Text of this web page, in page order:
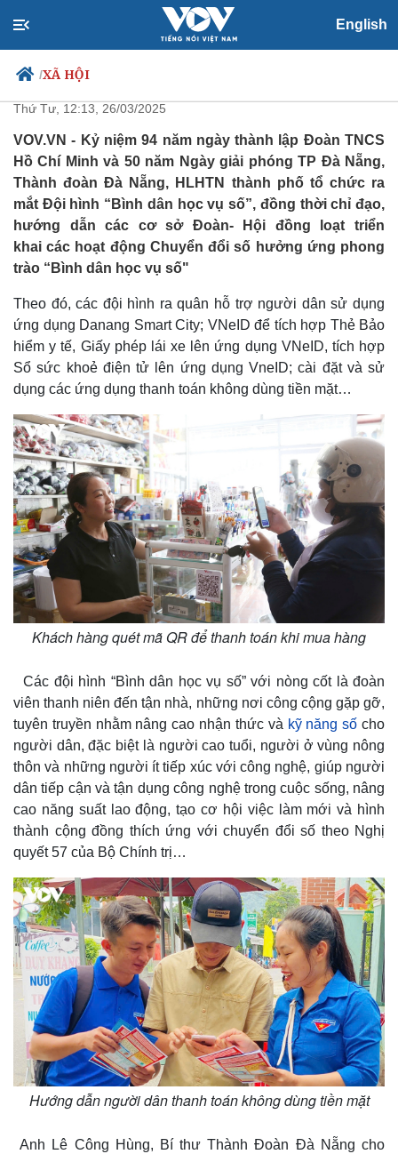
English
/XÃ HỘI
Chính trị
Đảng
Tổ chức nhân sự
Quốc hội
Nhận diện sự thật
Xã hội
Tin 24h
Dự báo thời tiết
Giáo dục
Dấu ấn VOV
Thế giới
Quan sát
Cuộc sống đó đây
Hồ sơ
Multimedia
Video
Ảnh
E-Magazine
Infographic
"Bình dân học vụ số"- phong
trào mới của tuổi trẻ Đà Nẵng
Thứ Tư, 12:13, 26/03/2025
VOV.VN - Kỷ niệm 94 năm ngày thành lập Đoàn TNCS
Hồ Chí Minh và 50 năm Ngày giải phóng TP Đà Nẵng,
Thành đoàn Đà Nẵng, HLHTN thành phố tổ chức ra
mắt Đội hình “Bình dân học vụ số”, đồng thời chỉ đạo,
hướng dẫn các cơ sở Đoàn- Hội đồng loạt triển
khai các hoạt động Chuyển đổi số hưởng ứng phong
trào “Bình dân học vụ số"
Theo đó, các đội hình ra quân hỗ trợ người dân sử dụng
ứng dụng Danang Smart City; VNeID để tích hợp Thẻ Bảo
hiểm y tế, Giấy phép lái xe lên ứng dụng VNeID, tích hợp
Sổ sức khoẻ điện tử lên ứng dụng VneID; cài đặt và sử
dụng các ứng dụng thanh toán không dùng tiền mặt…
Khách hàng quét mã QR để thanh toán khi mua hàng
Các đội hình “Bình dân học vụ số” với nòng cốt là đoàn
viên thanh niên đến tận nhà, những nơi công cộng gặp gỡ,
tuyên truyền nhằm nâng cao nhận thức và kỹ năng số cho
người dân, đặc biệt là người cao tuổi, người ở vùng nông
thôn và những người ít tiếp xúc với công nghệ, giúp người
dân tiếp cận và tận dụng công nghệ trong cuộc sống, nâng
cao năng suất lao động, tạo cơ hội việc làm mới và hình
thành cộng đồng thích ứng với chuyển đổi số theo Nghị
quyết 57 của Bộ Chính trị…
Hướng dẫn người dân thanh toán không dùng tiền mặt
Anh Lê Công Hùng, Bí thư Thành Đoàn Đà Nẵng cho